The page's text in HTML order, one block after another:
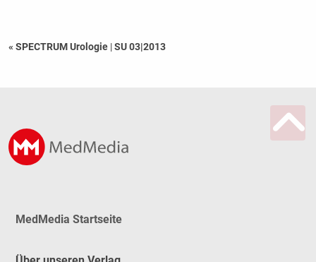
« SPECTRUM Urologie |SU 03|2013
MedMedia Startseite